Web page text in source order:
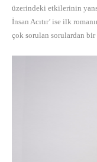
üzerindeki etkilerinin
İnsan Acıtır’ ise ilk
çok sorulan sorulardan bir